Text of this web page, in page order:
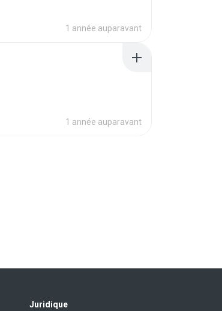
1 année auparavant
1 année auparavant
Juridique